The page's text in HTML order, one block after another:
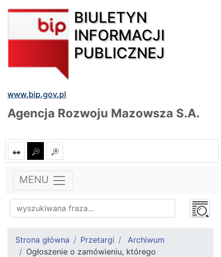
BIULETYN
INFORMACJI
PUBLICZNEJ
www.bip.gov.pl
Agencja Rozwoju Mazowsza S.A.
MENU
Strona główna Przetargi
Archiwum
Ogłoszenie o zamówieniu, którego